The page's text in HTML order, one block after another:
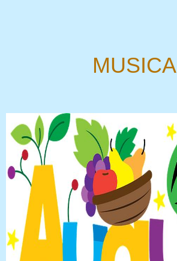
MUSICA